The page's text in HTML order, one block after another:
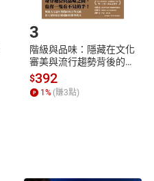
Step2.登入
3
階級與品味：隱藏在文化
審美與流行趨勢背後的地
位渴望【電子書】
$392
1% (賺3點)